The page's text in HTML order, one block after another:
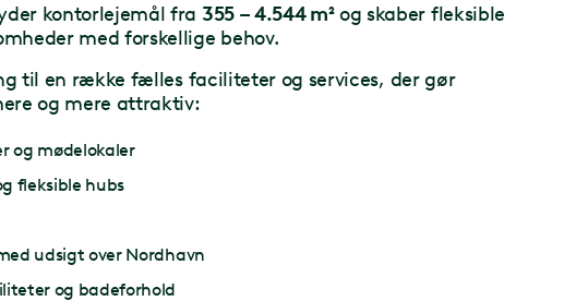
kontorlejemål fra 355 – 4.544 m²og skaber fleksible
med forskellige behov.
til en række fælles faciliteter og services, der gør
og mere attraktiv:
og mødelokaler
fleksible hubs
udsigt over Nordhavn
og badeforhold